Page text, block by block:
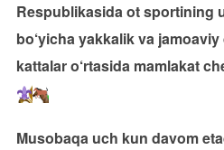
Respublikasida ot sportining
bo‘yicha yakkalik va
kattalar o‘rtasida mamlakat
Musobaqa uch kun davom